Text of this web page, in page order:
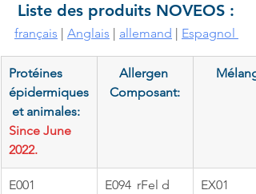
Liste des produits NOVEOS :
français Anglais allemand Espagnol
​Protéines
épidermiques
et animales:
Since June
2022.
Allergen
Composant:
​E001
E094	rFel d
EX01